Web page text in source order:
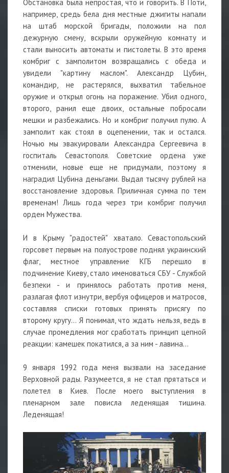
Обстановка была непростая, что и говорить. В Поти,
например, средь бела дня местные джигиты напали
на штаб морской бригады, положили на пол
дежурную смену, вскрыли оружейную комнату и
стали выносить автоматы и пистолеты. В это время
комбриг с замполитом возвращались с обеда и
увидели "картину маслом". Александр Цубин,
командир, не растерялся, выхватил табельное
оружие и открыл огонь на поражение. Убил одного,
второго, ранил еще двоих, остальные побросали
мешки и разбежались. Но и комбриг получил пулю. А
замполит как стоял в оцепенении, так и остался.
Ночью мы эвакуировали Александра Сергеевича в
госпиталь Севастополя. Советские ордена уже
отменили, новые еще не придумали, поэтому я
наградил Цубина деньгами. Выдал тысячу рублей на
восстановление здоровья. Приличная сумма по тем
временам! Лишь года через три комбриг получил
орден Мужества.
И в Крыму "радостей" хватало. Севастопольский
горсовет первым на полуострове поднял украинский
флаг, местное управление КГБ перешло в
подчинение Киеву, стало именоваться СБУ - Службой
безпеки - и принялось работать против меня,
разлагая флот изнутри, вербуя офицеров и матросов,
составляя списки готовых принять присягу по
второму кругу... Я понимал, что ждать нельзя, ведь в
случае промедления мог сработать принцип цепной
реакции: камешек покатился, а за ним - лавина...
9 января 1992 года меня вызвали на заседание
Верховной рады. Разумеется, я не стал прятаться и
полетел в Киев. После моего выступления в
пленарном зале повисла леденящая тишина.
Леденящая!